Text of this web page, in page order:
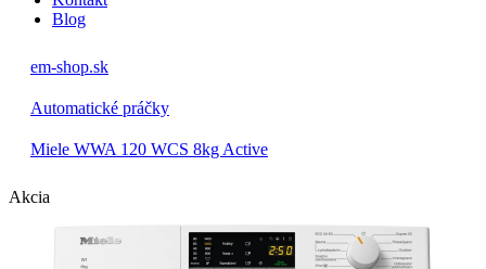
Blog
em-shop.sk
Automatické práčky
Miele WWA 120 WCS 8kg Active
Akcia